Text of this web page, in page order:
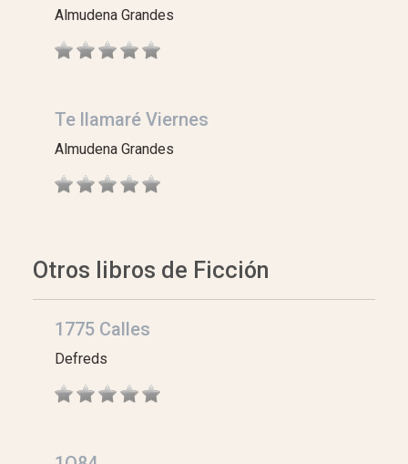
Almudena Grandes
Te llamaré Viernes
Almudena Grandes
Otros libros de Ficción
1775 Calles
Defreds